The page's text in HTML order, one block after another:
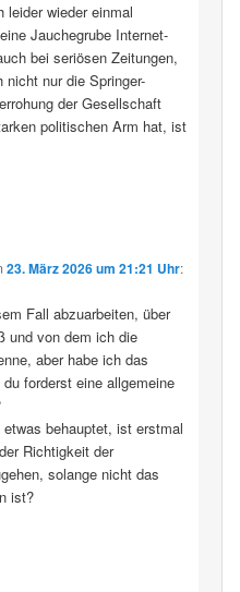
wieder einmal
Jauchegrube Internet-
bei seriösen Zeitungen,
nur die Springer-
der Gesellschaft
politischen Arm hat, ist
23. März 2026 um 21:21 Uhr:
Fall abzuarbeiten, über
und von dem ich die
aber habe ich das
forderst eine allgemeine
behauptet, ist erstmal
Richtigkeit der
solange nicht das
ist?